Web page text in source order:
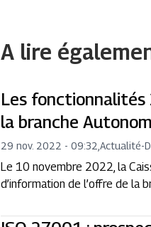
A lire
Les fonctionnalités
la branche
29 nov. 2022 - 09:32 ,Actualité-
Le 10 novembre 2022, la
d’information de l’offre de la